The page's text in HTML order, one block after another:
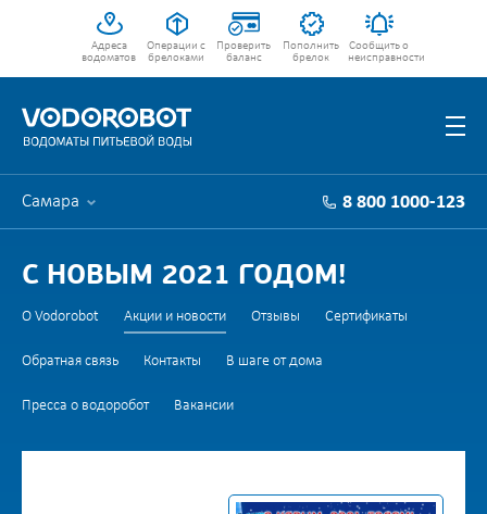
Адреса
водоматов
Операции с
брелоками
Проверить
баланс
Пополнить
брелок
Сообщить о
неисправности
Самара 8 800 1000-123
С НОВЫМ 2021 ГОДОМ!
О Vodorobot Акции и новости Отзывы Сертификаты
Обратная связь Контакты В шаге от дома
Пресса о водоробот Вакансии